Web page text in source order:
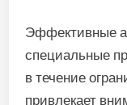
Эффективные
специальные
в течение
привлекает